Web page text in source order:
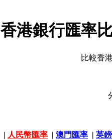
香港銀行匯率
比較香
| 人民幣匯率 | 澳門匯率 | 英